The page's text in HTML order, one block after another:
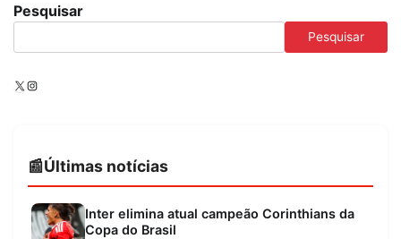
Pesquisar
Pesquisar
X Instagram
Últimas notícias
Inter elimina atual campeão Corinthians da
Copa do Brasil